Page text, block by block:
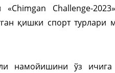
Challenge-
қишки спорт турлари
намойишини ўз